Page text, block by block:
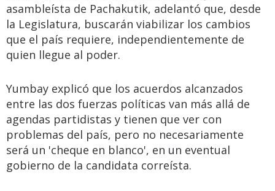
asambleísta de Pachakutik, adelantó que, desde
la Legislatura, buscarán viabilizar los cambios
que el país requiere, independientemente de
quien llegue al poder.
Yumbay explicó que los acuerdos alcanzados
entre las dos fuerzas políticas van más allá de
agendas partidistas y tienen que ver con
problemas del país, pero no necesariamente
será un 'cheque en blanco', en un eventual
gobierno de la candidata correísta.